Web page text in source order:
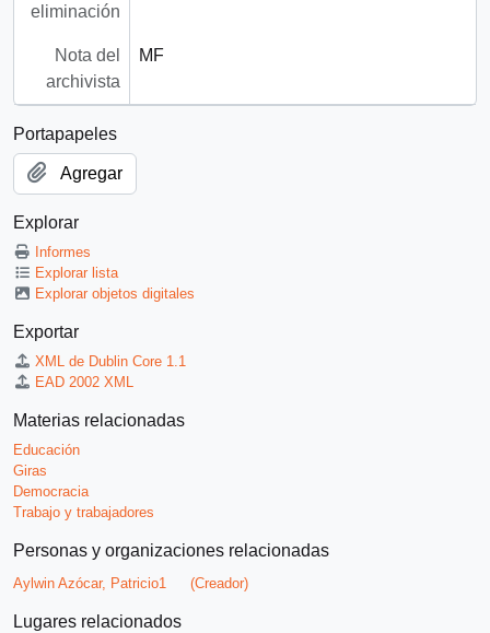
eliminación
Nota del
archivista
MF
Portapapeles
Agregar
Explorar
Informes
Explorar lista
Explorar objetos digitales
Exportar
XML de Dublin Core 1.1
EAD 2002 XML
Materias relacionadas
Educación
Giras
Democracia
Trabajo y trabajadores
Personas y organizaciones relacionadas
Aylwin Azócar, Patricio1 (Creador)
Lugares relacionados